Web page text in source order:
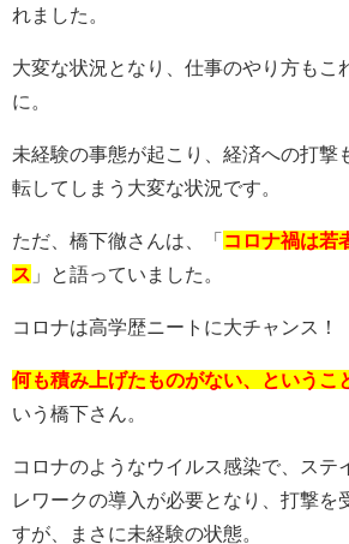
れました。
大変な状況となり、仕事のやり方もこ
に。
未経験の事態が起こり、経済への打撃
転してしまう大変な状況です。
ただ、橋下徹さんは、「 コロナ禍は若
ス 」と語っていました。
コロナは高学歴ニートに大チャンス！
何も積み上げたものがない、というこ
いう橋下さん。
コロナのようなウイルス感染で、ステ
レワークの導入が必要となり、打撃を
すが、まさに未経験の状態。